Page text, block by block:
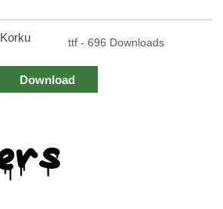
Korku ttf - 696 Downloads
Download